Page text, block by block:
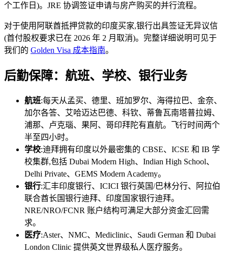
个工作日)。JRE 协调签证申请与房产购买的并行流程。
对于使用阿联酋抵押贷款的印度买家,银行出具签证无异议信
(首付股权要求已在 2026 年 2 月取消)。完整详细说明可见于
我们的 Golden Visa 成本指南。
后勤保障：航班、学校、银行业务
航班:每天从孟买、德里、班加罗尔、海得拉巴、金奈、
加尔各答、艾哈迈达巴德、科钦、蒂鲁瓦南塔普拉姆、
浦那、卢克瑙、果阿、哥印拜陀有直航。飞行时间两个
半至四小时。
学校:迪拜拥有印度以外最密集的 CBSE、ICSE 和 IB 学
校集群,包括 Dubai Modern High、Indian High School、
Delhi Private、GEMS Modern Academy。
银行:汇丰印度银行、ICICI 银行英国/巴林分行、阿拉伯
联合酋长国银行迪拜、印度国家银行迪拜。
NRE/NRO/FCNR 账户结构可满足大部分资金汇回需
求。
医疗:Aster、NMC、Mediclinic、Saudi German 和 Dubai
London Clinic 提供英文世界级私人医疗服务。